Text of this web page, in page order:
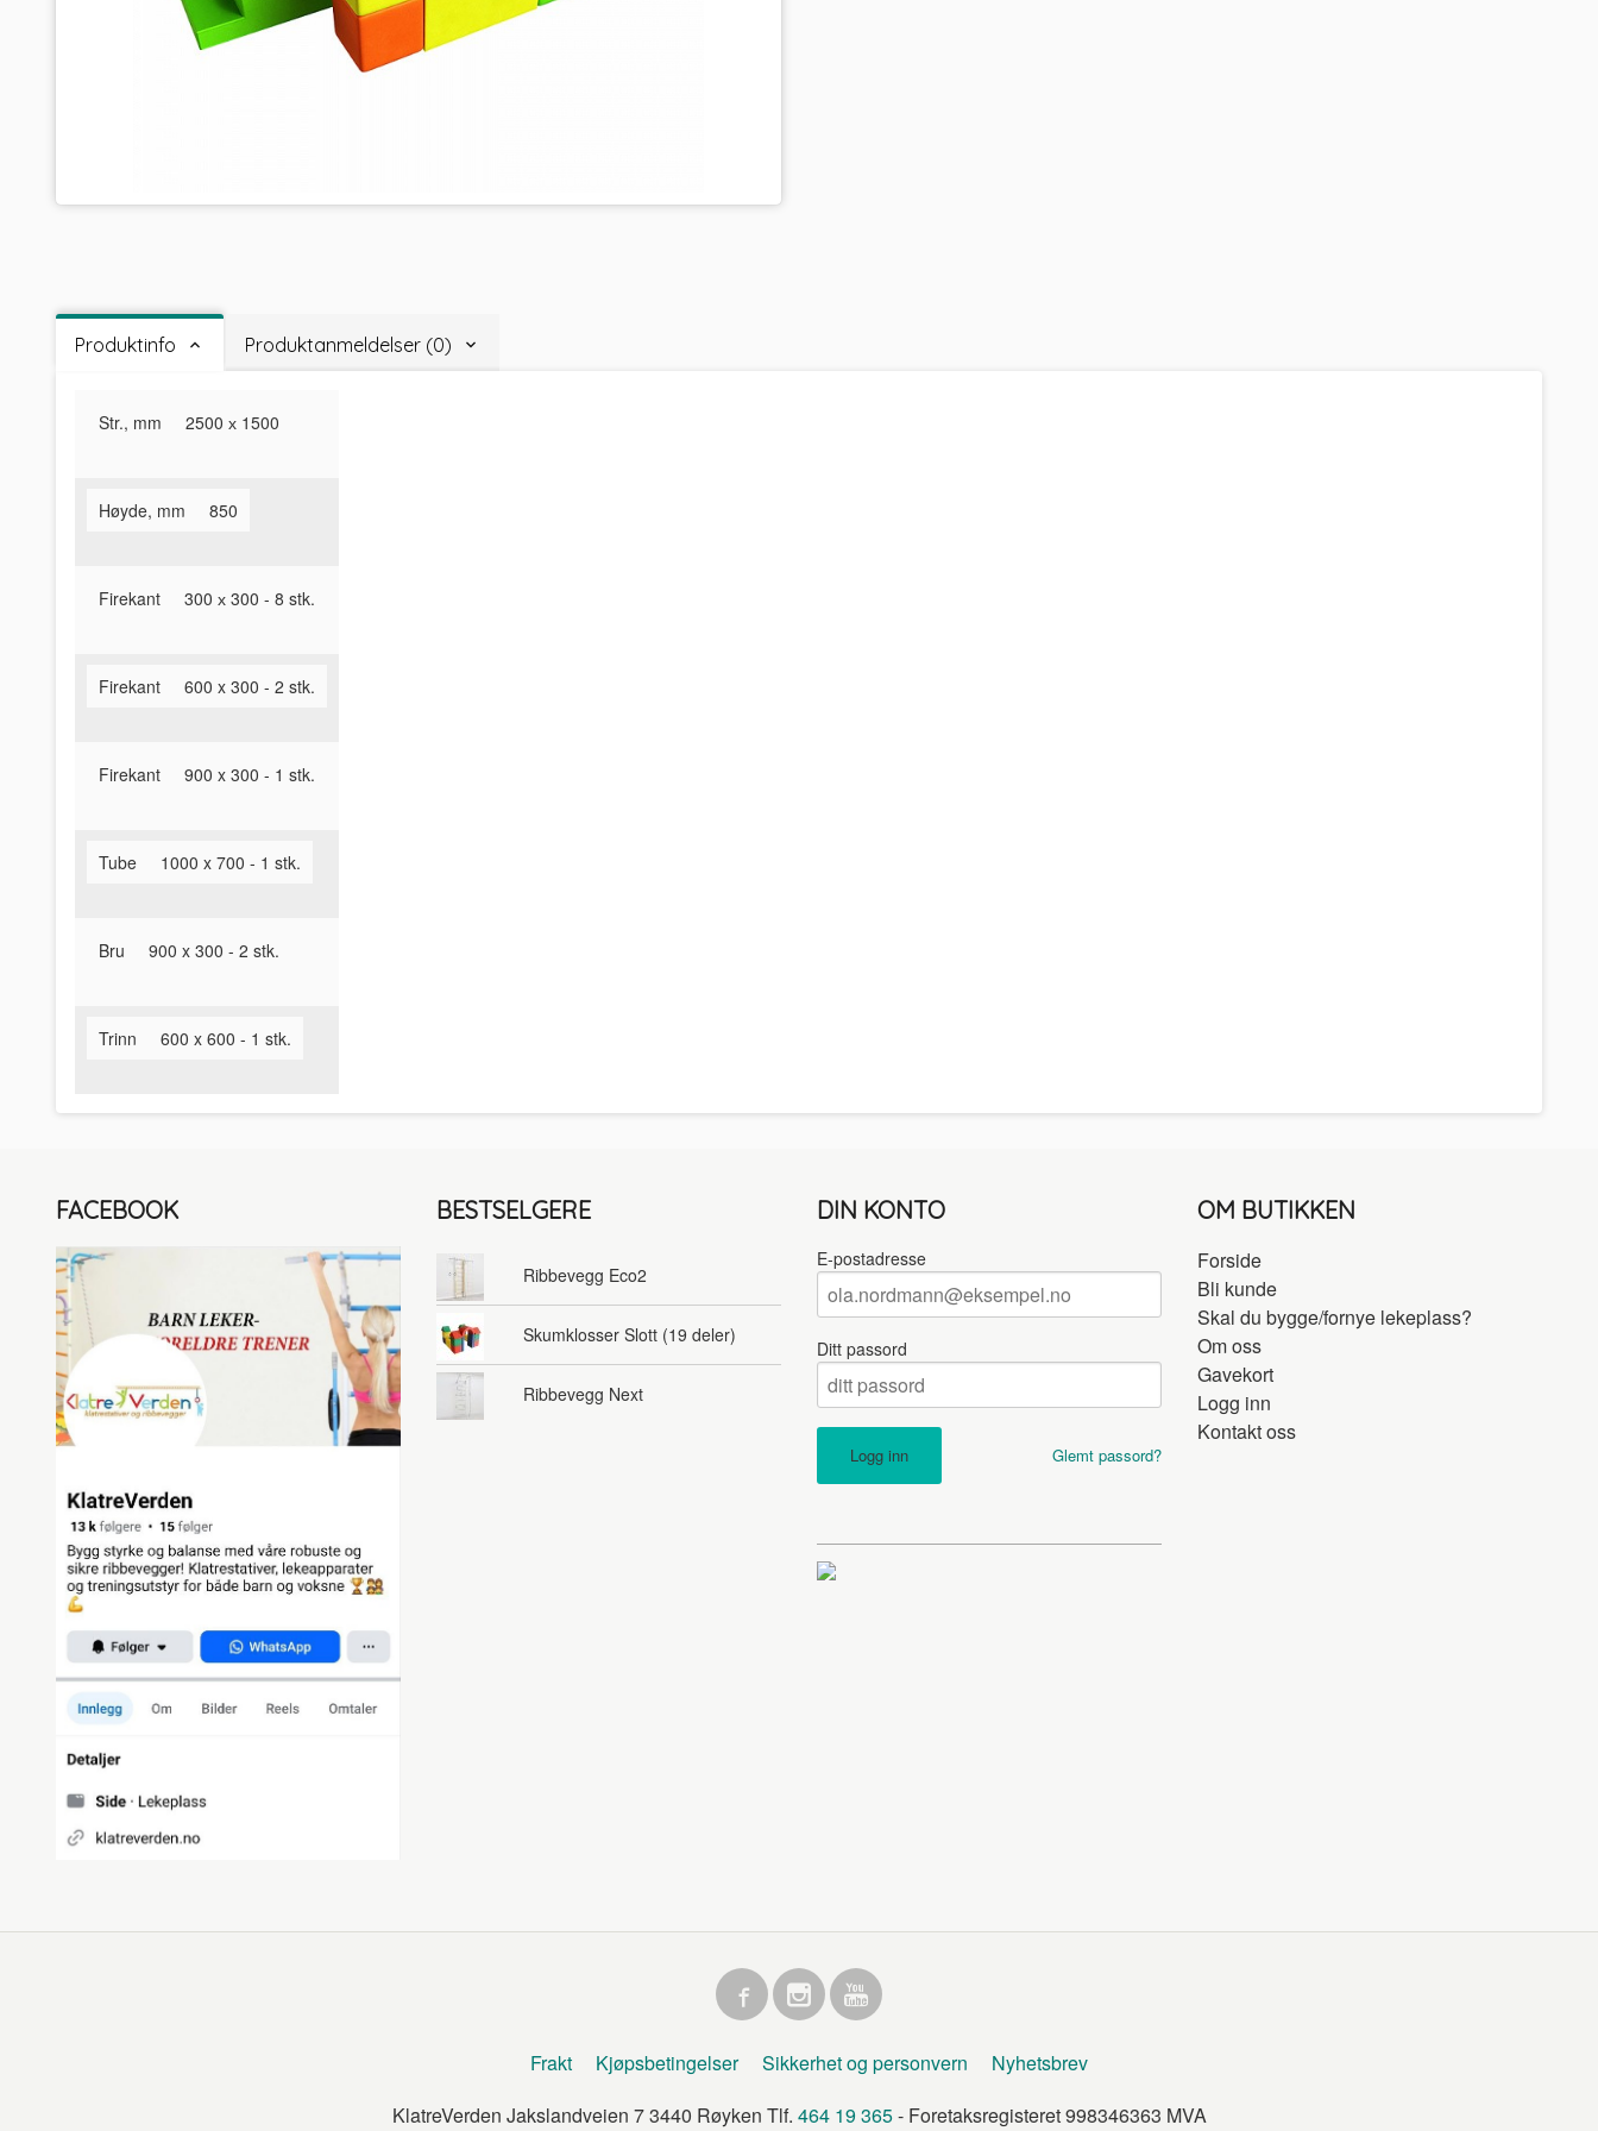
Produktinfo Produktanmeldelser (0)
Str., mm 2500 х 1500
Høyde, mm 850
Firekant 300 х 300 - 8 stk.
Firekant 600 x 300 - 2 stk.
Firekant 900 x 300 - 1 stk.
Tube 1000 x 700 - 1 stk.
Bru 900 x 300 - 2 stk.
Trinn 600 x 600 - 1 stk.
FACEBOOK BESTSELGERE
Ribbevegg Eco2
Skumklosser Slott (19 deler)
Ribbevegg Next
DIN KONTO
E-postadresse
Ditt passord
Glemt passord?
OM BUTIKKEN
Forside
Bli kunde
Skal du bygge/fornye lekeplass?
Om oss
Gavekort
Logg inn
Kontakt oss
Frakt Kjøpsbetingelser Sikkerhet og personvern
Nyhetsbrev
KlatreVerden Jakslandveien 7 3440 Røyken Tlf. 464 19 365- Foretaksregisteret 998346363 MVA